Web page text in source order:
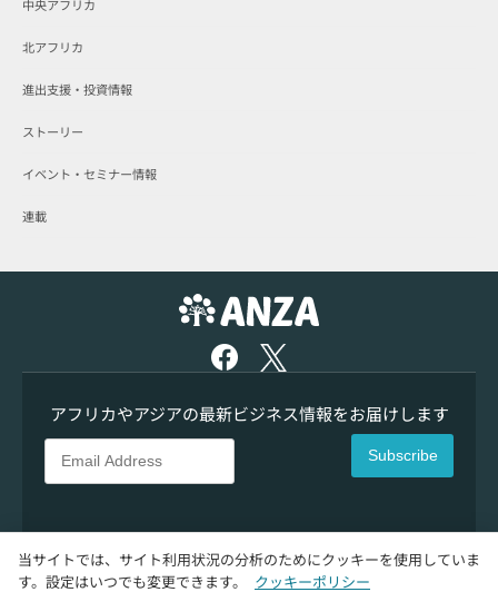
中央アフリカ
北アフリカ
進出支援・投資情報
ストーリー
イベント・セミナー情報
連載
アフリカやアジアの最新ビジネス情報をお届けします
Subscribe
当サイトでは、サイト利用状況の分析のためにクッキーを使用していま
す。設定はいつでも変更できます。
クッキーポリシー